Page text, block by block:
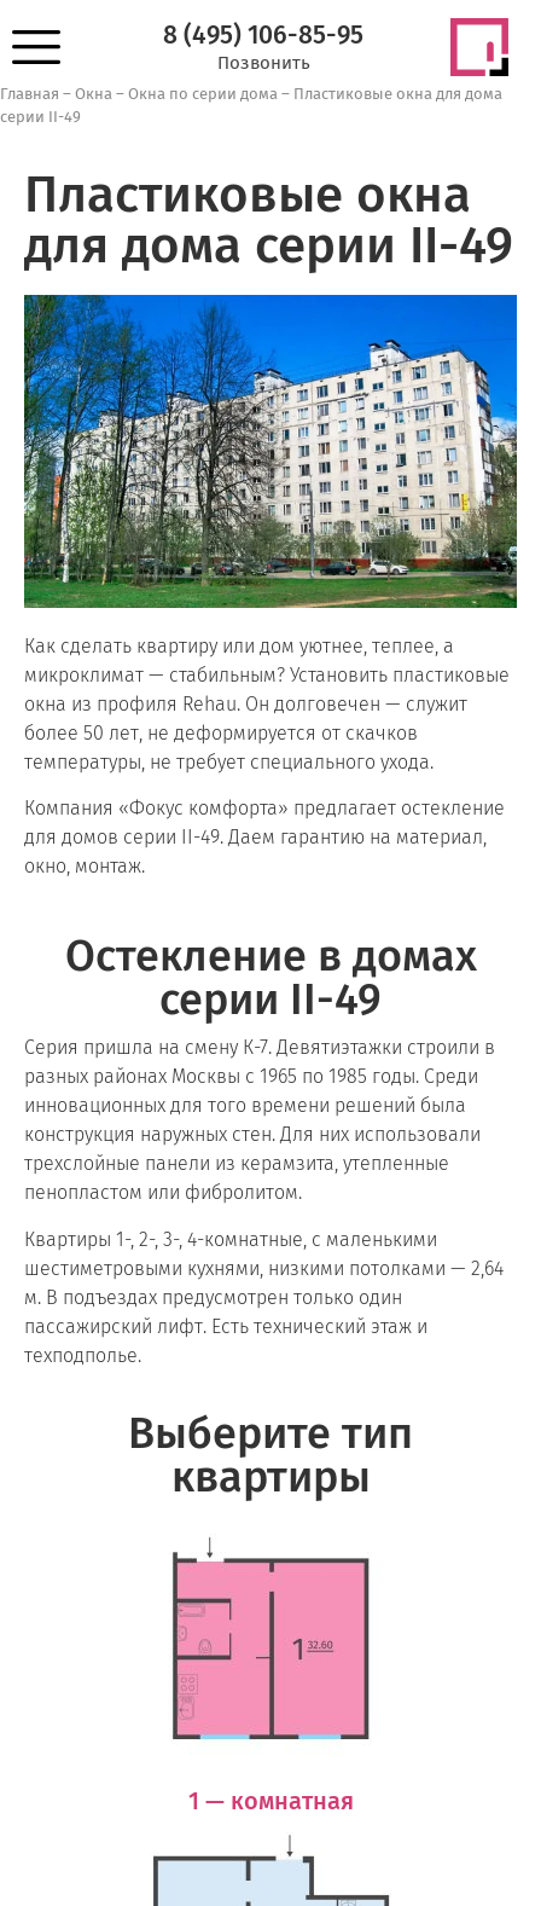
8 (495) 106-85-95
Позвонить
Главная – Окна – Окна по серии дома – Пластиковые окна для дома
серии II-49
Пластиковые окна
для дома серии II-49
Как сделать квартиру или дом уютнее, теплее, а
микроклимат — стабильным? Установить пластиковые
окна из профиля Rehau. Он долговечен — служит
более 50 лет, не деформируется от скачков
температуры, не требует специального ухода.
Компания «Фокус комфорта» предлагает остекление
для домов серии II-49. Даем гарантию на материал,
окно, монтаж.
Остекление в домах
серии II-49
Серия пришла на смену К-7. Девятиэтажки строили в
разных районах Москвы с 1965 по 1985 годы. Среди
инновационных для того времени решений была
конструкция наружных стен. Для них использовали
трехслойные панели из керамзита, утепленные
пенопластом или фибролитом.
Квартиры 1-, 2-, 3-, 4-комнатные, с маленькими
шестиметровыми кухнями, низкими потолками — 2,64
м. В подъездах предусмотрен только один
пассажирский лифт. Есть технический этаж и
техподполье.
Выберите тип
квартиры
1 — комнатная